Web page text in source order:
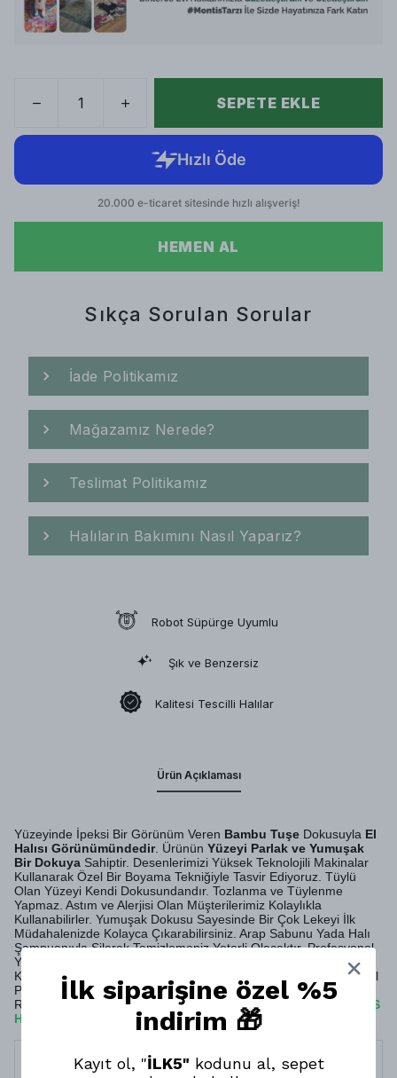
SEPETE EKLE
HEMEN AL
Sıkça Sorulan Sorular
İade Politikamız
Mağazamız Nerede?
Teslimat Politikamız
Halıların Bakımını Nasıl Yaparız?
Robot Süpürge Uyumlu
Şık ve Benzersiz
Kalitesi Tescilli Halılar
Ürün Açıklaması
Yüzeyinde İpeksi Bir Görünüm Veren Bambu Tuşe Dokusuyla El
Halısı Görünümündedir. Ürünün Yüzeyi Parlak ve Yumuşak
Bir Dokuya Sahiptir. Desenlerimizi Yüksek Teknolojili Makinalar
Kullanarak Özel Bir Boyama Tekniğiyle Tasvir Ediyoruz. Tüylü
Olan Yüzeyi Kendi Dokusundandır. Tozlanma ve Tüylenme
Yapmaz. Astım ve Alerjisi Olan Müşterilerimiz Kolaylıkla
Kullanabilirler. Yumuşak Dokusu Sayesinde Bir Çok Lekeyi İlk
Müdahalenizde Kolayca Çıkarabilirsiniz. Arap Sabunu Yada Halı
Şampuanıyla Silerek Temizlemeniz Yeterli Olacaktır. Profesyonel
Yıkama Şirketlerine Verebilirsiniz. Evlerinde
Robot Süpürge
Kullanan Müşterilerimiz İçin Ürünümüz Uygundur. Sırt Kısmı Özel
Pamuklu Dokuma Tabandır. MONTİS HALI Olarak Pamuk
Rejenere Geri Dönüşüm İpliği Kullanmaktayız. Böylelikle
MONTİS
HALI
Doğa Dostudur.
10 İş Günü
İlk siparişine özel %5
indirim 🎁
Kayıt ol, "İLK5" kodunu al, sepet